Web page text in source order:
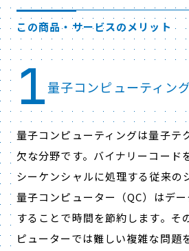
この商品・サービスのメリット
1量子コンピューティング
量子コンピューティングは量子テ
欠な分野です。バイナリーコード
シーケンシャルに処理する従来の
量子コンピューター（QC）はデ
することで時間を節約します。そ
ピューターでは難しい複雑な問題